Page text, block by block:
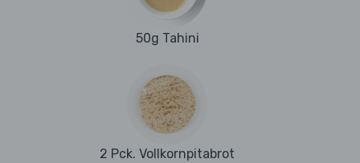
50g Tahini
2 Pck. Vollkornpitabrot